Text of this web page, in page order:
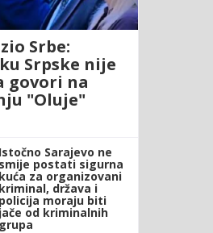
Srbe:
Srpske nije
govori na
"Oluje"
Istočno Sarajevo ne
smije postati sigurna
kuća za organizovani
kriminal, država i
policija moraju biti
jače od kriminalnih